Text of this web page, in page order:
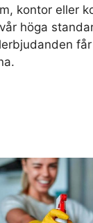
kontor eller
höga